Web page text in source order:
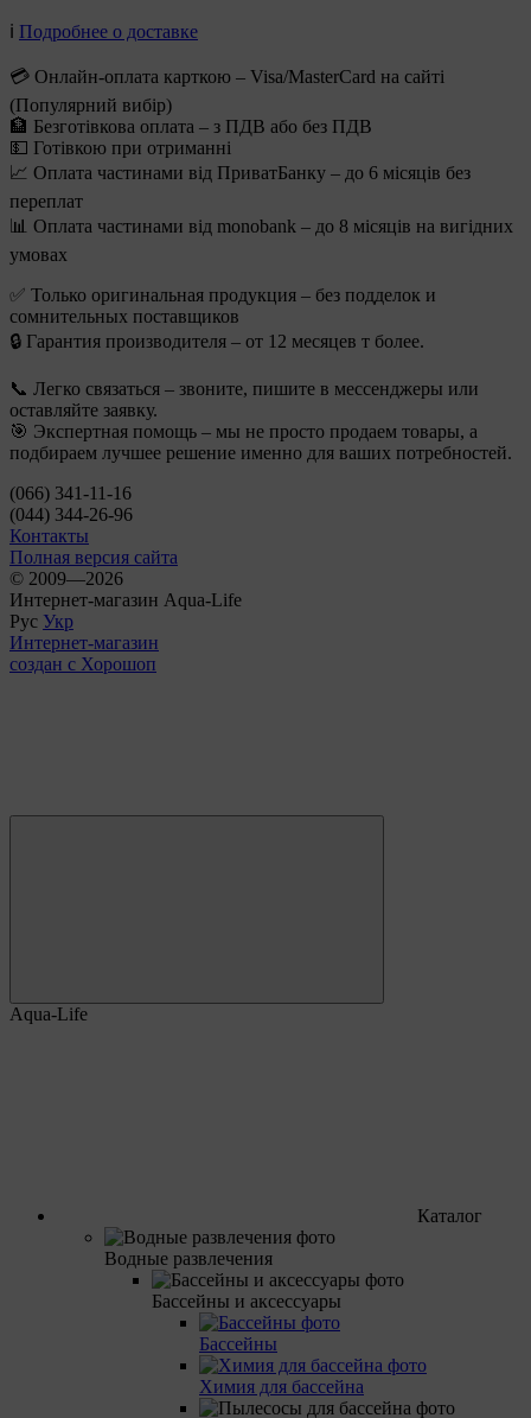
ℹ️ Подробнее о доставке
💳 Онлайн-оплата карткою – Visa/MasterCard на сайті
(Популярний вибір)
🏦 Безготівкова оплата – з ПДВ або без ПДВ
💵 Готівкою при отриманні
📈 Оплата частинами від ПриватБанку – до 6 місяців без
переплат
📊 Оплата частинами від monobank – до 8 місяців на вигідних
умовах
✅ Только оригинальная продукция – без подделок и
сомнительных поставщиков
🔒 Гарантия производителя – от 12 месяцев т более.
📞 Легко связаться – звоните, пишите в мессенджеры или
оставляйте заявку.
🎯 Экспертная помощь – мы не просто продаем товары, а
подбираем лучшее решение именно для ваших потребностей.
(066) 341-11-16
(044) 344-26-96
Контакты
Полная версия сайта
© 2009—2026
Интернет-магазин Aqua-Life
Рус Укр
Интернет-магазин
создан с Хорошоп
Aqua-Life
Каталог
Водные развлечения
Бассейны и аксессуары
Бассейны
Химия для бассейна